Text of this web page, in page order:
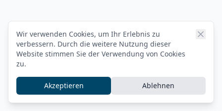
Wir verwenden Cookies, um Ihr Erlebnis zu
verbessern. Durch die weitere Nutzung dieser
Website stimmen Sie der Verwendung von Cookies
zu.
Akzeptieren Ablehnen